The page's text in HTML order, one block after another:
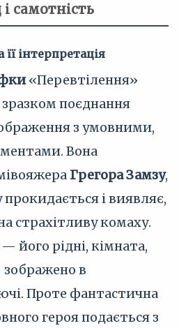
самотність
інтерпретація
«Перевтілення»
поєднання
з умовними,
Вона
Грегора Замзу,
і виявляє,
страхітливу комаху.
його рідні, кімната,
в
Проте фантастична
героя подається з